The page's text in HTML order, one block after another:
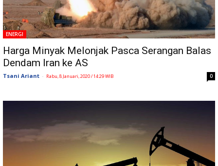
ENERGI
Harga Minyak Melonjak Pasca Serangan Balas
Dendam Iran ke AS
Tsani Ariant - Rabu, 8 Januari, 2020 / 14:29 WIB 0